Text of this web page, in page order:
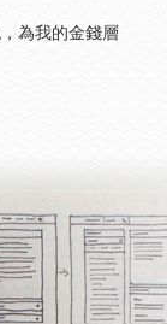
為我的金錢層